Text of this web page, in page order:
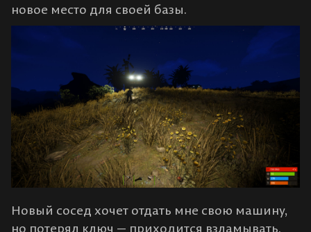
новое место для своей базы.
Новый сосед хочет отдать мне свою машину,
но потерял ключ — приходится взламывать.